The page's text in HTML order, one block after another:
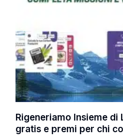
Rigeneriamo Insieme
gratis e premi per chi